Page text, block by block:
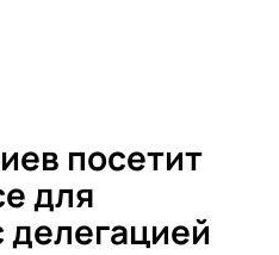
посетит
для
делегацией